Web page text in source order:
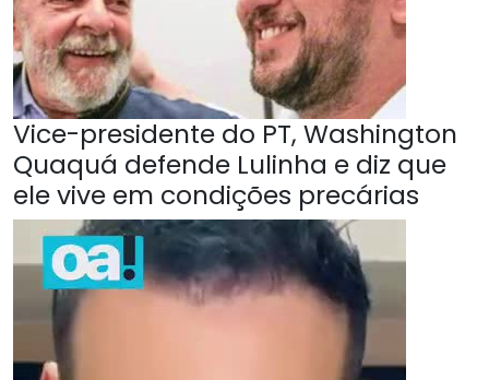
Vice-presidente do PT, Washington
Quaquá defende Lulinha e diz que
ele vive em condições precárias